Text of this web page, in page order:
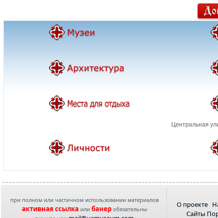
Центральная
при полном или частичном использовании материалов
активная ссылка или банеробязательны
О проекте
Сайты